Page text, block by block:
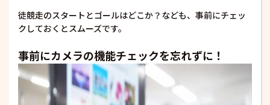
徒競走のスタートとゴールはどこか？なども、事前にチェッ
クしておくとスムーズです。
事前にカメラの機能チェックを忘れずに！